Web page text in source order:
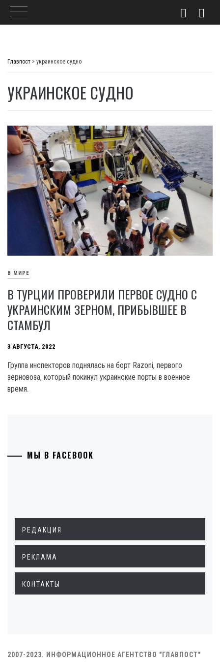
Главпост > украинское судно
УКРАИНСКОЕ СУДНО
В МИРЕ
В ТУРЦИИ ПРОВЕРИЛИ ПЕРВОЕ СУДНО С
УКРАИНСКИМ ЗЕРНОМ, ПРИБЫВШЕЕ В
СТАМБУЛ
3 АВГУСТА, 2022
Группа инспекторов поднялась на борт Razoni, первого
зерновоза, который покинул украинские порты в военное
время.
МЫ В FACEBOOK
РЕДАКЦИЯ
РЕКЛАМА
КОНТАКТЫ
2007-2023. ИНФОРМАЦИОННОЕ АГЕНТСТВО "ГЛАВПОСТ"